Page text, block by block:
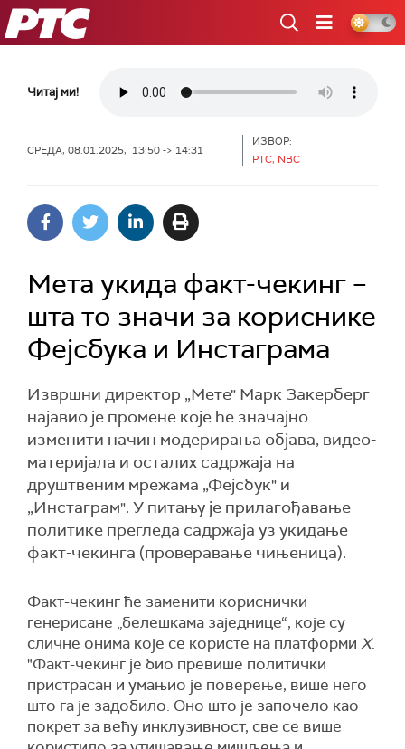
РТС
Читај ми!
СРЕДА, 08.01.2025, 13:50 -> 14:31
ИЗВОР:
РТС, NBC
Мета укида факт-чекинг –
шта то значи за кориснике
Фејсбука и Инстаграма
Извршни директор „Мете" Марк Закерберг
најавио је промене које ће значајно
изменити начин модерирања објава, видео-
материјала и осталих садржаја на
друштвеним мрежама „Фејсбук" и
„Инстаграм". У питању је прилагођавање
политике прегледа садржаја уз укидање
фaкт-чекинга (проверавање чињеница).
Фaкт-чекинг ће заменити кориснички
генерисане „белешкама заједнице“, које су
сличне онима које се користе на платформи X.
"Фaкт-чекинг је био превише политички
пристрасан и умањио је поверење, више него
што га је задобило. Оно што је започело као
покрет за већу инклузивност, све се више